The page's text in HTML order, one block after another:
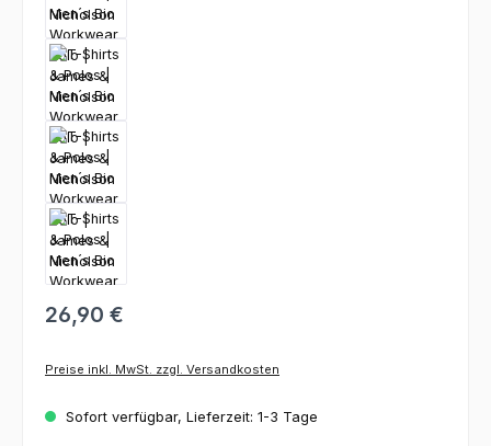
26,90 €
Preise inkl. MwSt. zzgl. Versandkosten
Sofort verfügbar, Lieferzeit: 1-3 Tage